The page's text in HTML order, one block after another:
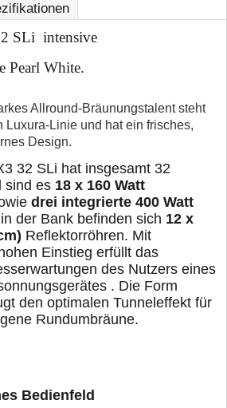
SLi intensive
Pearl White.
Allround-Bräunungstalent steht
Luxura-Linie und hat ein frisches,
Design.
32 SLi hat insgesamt 32
sind es 18 x 160 Watt
drei integrierte 400 Watt
der Bank befinden sich 12 x
Reflektorröhren. Mit
Einstieg erfüllt das
des Nutzers eines
. Die Form
den optimalen Tunneleffekt für
Rundumbräune.
Bedienfeld